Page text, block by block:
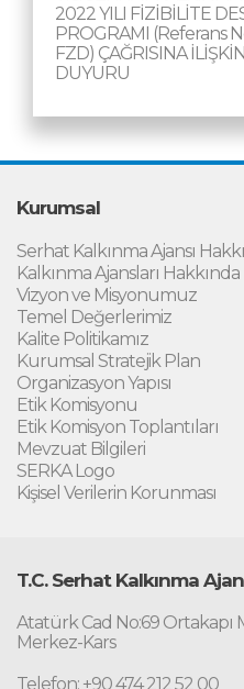
2022 YILI FİZİBİLİTE
PROGRAMI (Referans
FZD) ÇAĞRISINA
DUYURU
Kurumsal
Serhat Kalkınma Ajansı
Kalkınma Ajansları Hakkında
Vizyon ve Misyonumuz
Temel Değerlerimiz
Kalite Politikamız
Kurumsal Stratejik Plan
Organizasyon Yapısı
Etik Komisyonu
Etik Komisyon Toplantıları
Mevzuat Bilgileri
SERKA Logo
Kişisel Verilerin Korunması
T.C. Serhat Kalkınma
Atatürk Cad No:69 Ortakapı
Merkez-Kars
Telefon: +90 474 212 52 00